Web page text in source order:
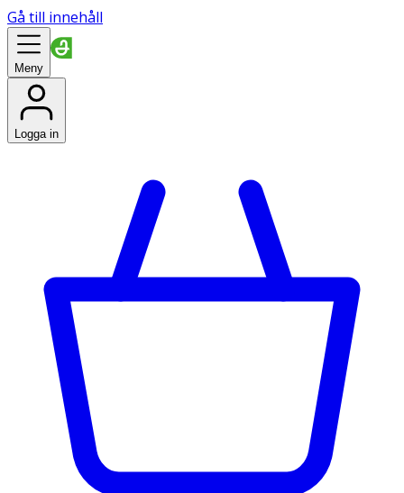
Gå till innehåll
Meny
Logga in